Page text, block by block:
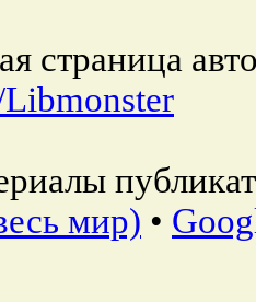
страница
мир) •